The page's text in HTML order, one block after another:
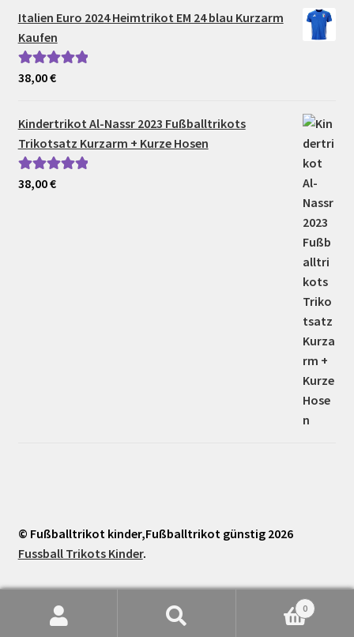
Italien Euro 2024 Heimtrikot EM 24 blau Kurzarm
Kaufen
Bewertet mit
38,00€
Kindertrikot Al-Nassr 2023 Fußballtrikots
Trikotsatz Kurzarm + Kurze Hosen
Bewertet mit
38,00€
© Fußballtrikot kinder,Fußballtrikot günstig 2026
Fussball Trikots Kinder.
0